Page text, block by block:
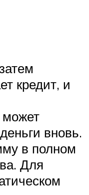
кредит, и
может
вновь.
в полном
Для